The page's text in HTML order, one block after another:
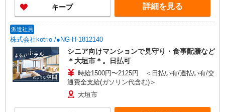
キープ 詳細を見る
派遣社員
株式会社kotrio /●NG-H-1812140
シニア向けマンションで見守り・食事配膳など
＊大垣市＊。日払可
時給1500円〜2125円 ＜日払い有/週払い有/交
通費全支給(ガソリン代含む)＞
大垣市